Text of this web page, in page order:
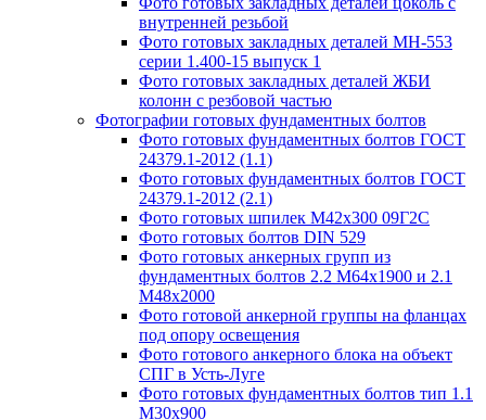
внутренней резьбой
Фото готовых закладных деталей МН-553
серии 1.400-15 выпуск 1
Фото готовых закладных деталей ЖБИ
колонн с резбовой частью
Фотографии готовых фундаментных болтов
Фото готовых фундаментных болтов ГОСТ
24379.1-2012 (1.1)
Фото готовых фундаментных болтов ГОСТ
24379.1-2012 (2.1)
Фото готовых шпилек М42х300 09Г2С
Фото готовых болтов DIN 529
Фото готовых анкерных групп из
фундаментных болтов 2.2 М64х1900 и 2.1
М48х2000
Фото готовой анкерной группы на фланцах
под опору освещения
Фото готового анкерного блока на объект
СПГ в Усть-Луге
Фото готовых фундаментных болтов тип 1.1
М30х900